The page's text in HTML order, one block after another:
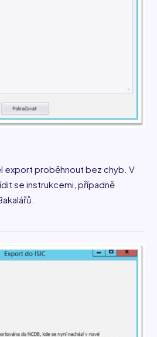
export proběhnout bez chyb. V
se instrukcemi, případně